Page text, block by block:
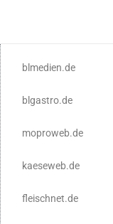
blmedien.de
blgastro.de
moproweb.de
kaeseweb.de
fleischnet.de